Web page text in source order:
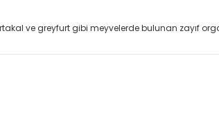
ve greyfurt gibi meyvelerde bulunan zayıf